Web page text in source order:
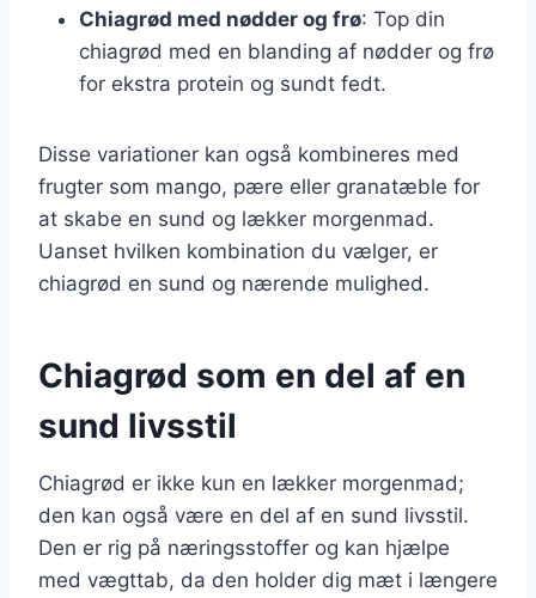
Chiagrød med nødder og frø: Top din
chiagrød med en blanding af nødder og frø
for ekstra protein og sundt fedt.
Disse variationer kan også kombineres med
frugter som mango, pære eller granatæble for
at skabe en sund og lækker morgenmad.
Uanset hvilken kombination du vælger, er
chiagrød en sund og nærende mulighed.
Chiagrød som en del af en
sund livsstil
Chiagrød er ikke kun en lækker morgenmad;
den kan også være en del af en sund livsstil.
Den er rig på næringsstoffer og kan hjælpe
med vægttab, da den holder dig mæt i længere